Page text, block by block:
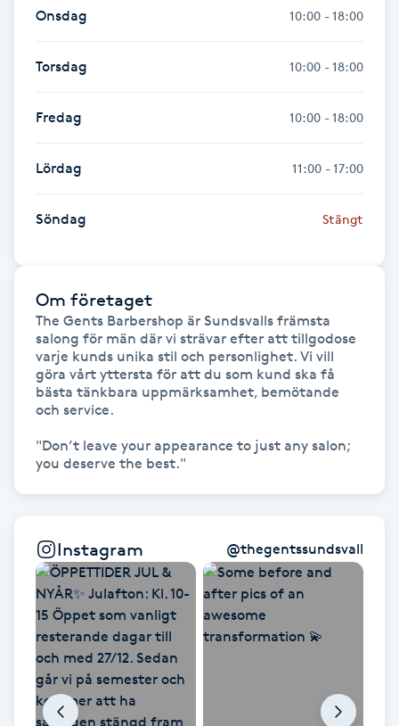
Hatha Yoga
Headspa
Healing
Herrklippning
Hollywood Peel
Hot Stone Massage
Hot yoga
Hudföryngring
Huduppstramning
Hudvård
Hyaluronsyra
Hyperhidros
Hypnos
Onsdag 10:00 - 18:00
Torsdag 10:00 - 18:00
Fredag 10:00 - 18:00
Lördag 11:00 - 17:00
Söndag Stängt
Om företaget
The Gents Barbershop är Sundsvalls främsta
salong för män där vi strävar efter att tillgodose
varje kunds unika stil och personlighet. Vi vill
göra vårt yttersta för att du som kund ska få
bästa tänkbara uppmärksamhet, bemötande
och service.
"Don’t leave your appearance to just any salon;
you deserve the best."
Instagram @thegentssundsvall